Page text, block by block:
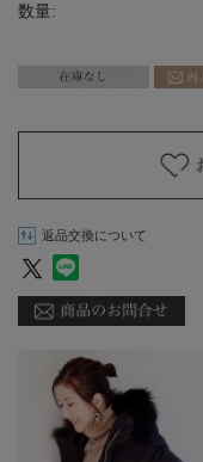
数量:
返品交換について